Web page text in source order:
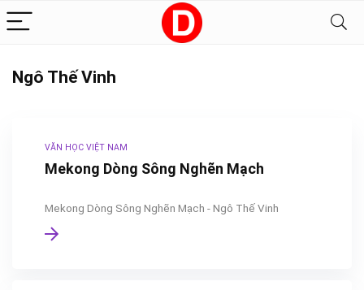
Ngô Thế Vinh
VĂN HỌC VIỆT NAM
Mekong Dòng Sông Nghẽn Mạch
Mekong Dòng Sông Nghẽn Mạch - Ngô Thế Vinh